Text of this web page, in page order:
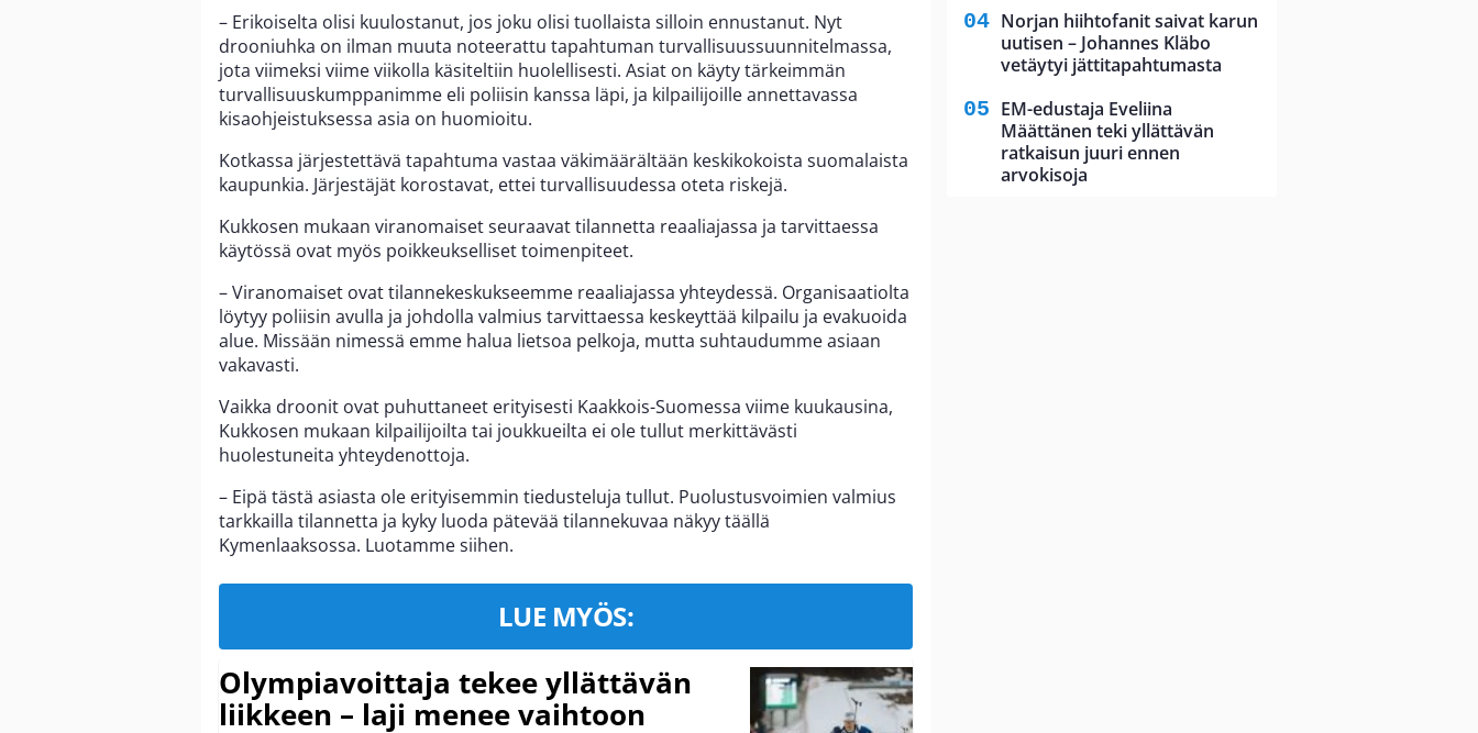
– Erikoiselta olisi kuulostanut, jos joku olisi tuollaista silloin ennustanut. Nyt
drooniuhka on ilman muuta noteerattu tapahtuman turvallisuussuunnitelmassa,
jota viimeksi viime viikolla käsiteltiin huolellisesti. Asiat on käyty tärkeimmän
turvallisuuskumppanimme eli poliisin kanssa läpi, ja kilpailijoille annettavassa
kisaohjeistuksessa asia on huomioitu.
Kotkassa järjestettävä tapahtuma vastaa väkimäärältään keskikokoista suomalaista
kaupunkia. Järjestäjät korostavat, ettei turvallisuudessa oteta riskejä.
Kukkosen mukaan viranomaiset seuraavat tilannetta reaaliajassa ja tarvittaessa
käytössä ovat myös poikkeukselliset toimenpiteet.
– Viranomaiset ovat tilannekeskukseemme reaaliajassa yhteydessä. Organisaatiolta
löytyy poliisin avulla ja johdolla valmius tarvittaessa keskeyttää kilpailu ja evakuoida
alue. Missään nimessä emme halua lietsoa pelkoja, mutta suhtaudumme asiaan
vakavasti.
Vaikka droonit ovat puhuttaneet erityisesti Kaakkois-Suomessa viime kuukausina,
Kukkosen mukaan kilpailijoilta tai joukkueilta ei ole tullut merkittävästi
huolestuneita yhteydenottoja.
– Eipä tästä asiasta ole erityisemmin tiedusteluja tullut. Puolustusvoimien valmius
tarkkailla tilannetta ja kyky luoda pätevää tilannekuvaa näkyy täällä
Kymenlaaksossa. Luotamme siihen.
LUE MYÖS:
Olympiavoittaja tekee yllättävän
liikkeen – laji menee vaihtoon
Norjan hiihtofanit saivat karun
uutisen – Johannes Kläbo
vetäytyi jättitapahtumasta
EM-edustaja Eveliina
Määttänen teki yllättävän
ratkaisun juuri ennen
arvokisoja